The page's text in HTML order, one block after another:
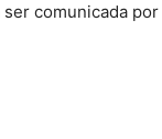
comunicada